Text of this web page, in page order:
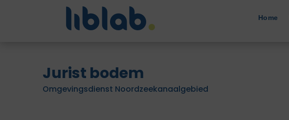
Home
Jurist bodem
Omgevingsdienst Noordzeekanaalgebied